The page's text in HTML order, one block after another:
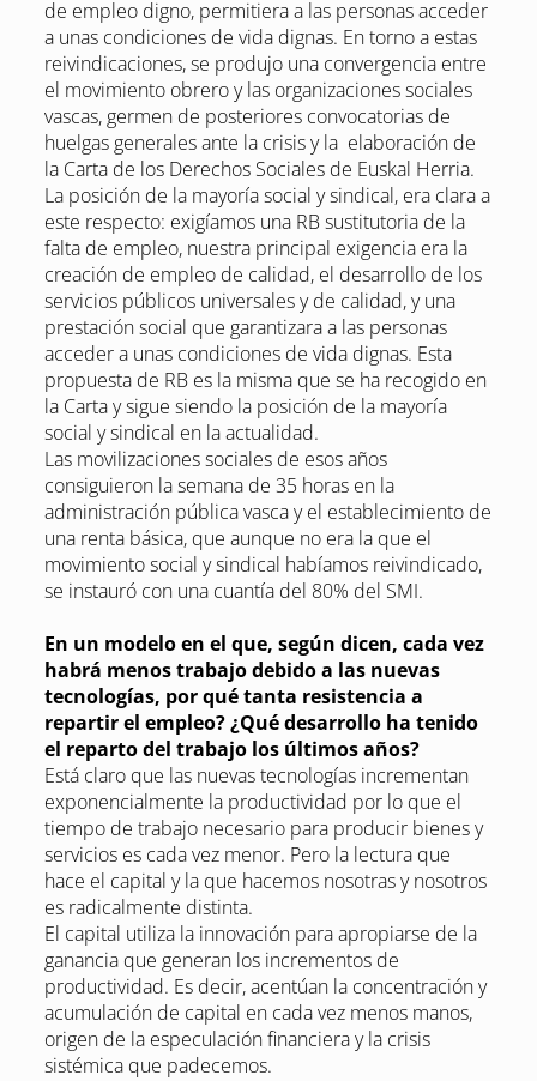
de empleo digno, permitiera a las personas acceder
a unas condiciones de vida dignas. En torno a estas
reivindicaciones, se produjo una convergencia entre
el movimiento obrero y las organizaciones sociales
vascas, germen de posteriores convocatorias de
huelgas generales ante la crisis y la elaboración de
la Carta de los Derechos Sociales de Euskal Herria.
La posición de la mayoría social y sindical, era clara a
este respecto: exigíamos una RB sustitutoria de la
falta de empleo, nuestra principal exigencia era la
creación de empleo de calidad, el desarrollo de los
servicios públicos universales y de calidad, y una
prestación social que garantizara a las personas
acceder a unas condiciones de vida dignas. Esta
propuesta de RB es la misma que se ha recogido en
la Carta y sigue siendo la posición de la mayoría
social y sindical en la actualidad.
Las movilizaciones sociales de esos años
consiguieron la semana de 35 horas en la
administración pública vasca y el establecimiento de
una renta básica, que aunque no era la que el
movimiento social y sindical habíamos reivindicado,
se instauró con una cuantía del 80% del SMI.
En un modelo en el que, según dicen, cada vez
habrá menos trabajo debido a las nuevas
tecnologías, por qué tanta resistencia a
repartir el empleo? ¿Qué desarrollo ha tenido
el reparto del trabajo los últimos años?
Está claro que las nuevas tecnologías incrementan
exponencialmente la productividad por lo que el
tiempo de trabajo necesario para producir bienes y
servicios es cada vez menor. Pero la lectura que
hace el capital y la que hacemos nosotras y nosotros
es radicalmente distinta.
El capital utiliza la innovación para apropiarse de la
ganancia que generan los incrementos de
productividad. Es decir, acentúan la concentración y
acumulación de capital en cada vez menos manos,
origen de la especulación financiera y la crisis
sistémica que padecemos.